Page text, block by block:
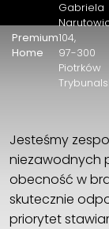
Premium
Home
Gabriela
104
97-300
Piotrków
Premium
Gabriela
97-300
Jesteśmy
niezawodnych
obecność w
skutecznie
priorytet